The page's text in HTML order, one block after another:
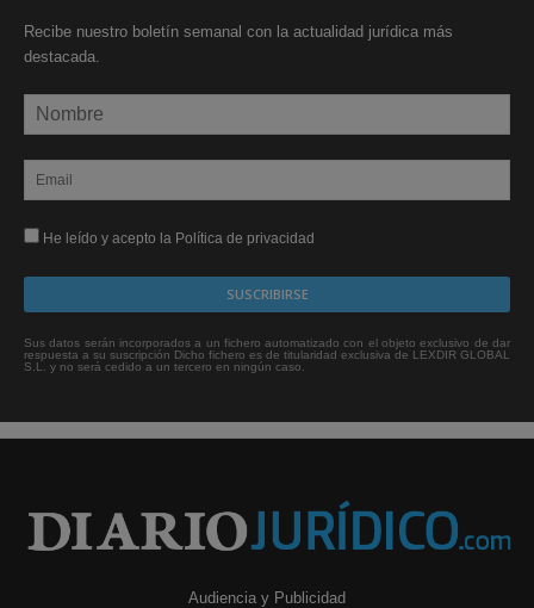
Recibe nuestro boletín semanal con la actualidad jurídica más
destacada.
He leído y acepto la Política de privacidad
Sus datos serán incorporados a un fichero automatizado con el objeto exclusivo de dar
respuesta a su suscripción Dicho fichero es de titularidad exclusiva de LEXDIR GLOBAL
S.L. y no será cedido a un tercero en ningún caso.
Audiencia y Publicidad